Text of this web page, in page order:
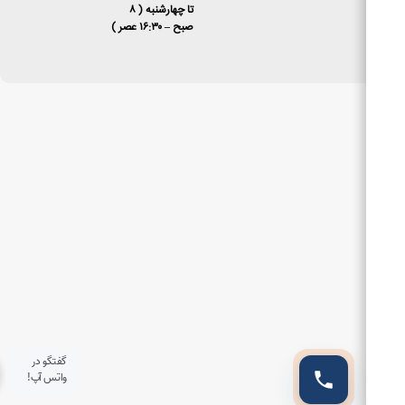
تا چهارشنبه ( ۸
واتس آپ!